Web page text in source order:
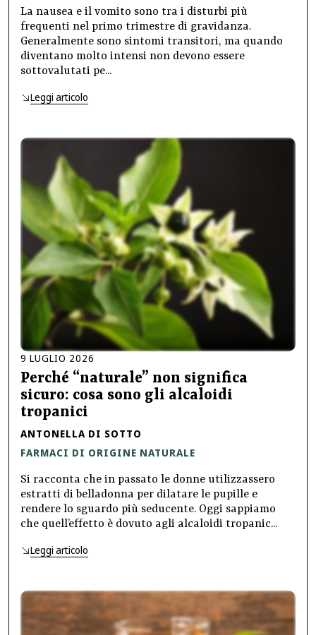
La nausea e il vomito sono tra i disturbi più
frequenti nel primo trimestre di gravidanza.
Generalmente sono sintomi transitori, ma quando
diventano molto intensi non devono essere
sottovalutati pe...
Leggi articolo
9 LUGLIO 2026
Perché “naturale” non significa
sicuro: cosa sono gli alcaloidi
tropanici
ANTONELLA DI SOTTO
FARMACI DI ORIGINE NATURALE
Si racconta che in passato le donne utilizzassero
estratti di belladonna per dilatare le pupille e
rendere lo sguardo più seducente. Oggi sappiamo
che quell’effetto è dovuto agli alcaloidi tropanic...
Leggi articolo